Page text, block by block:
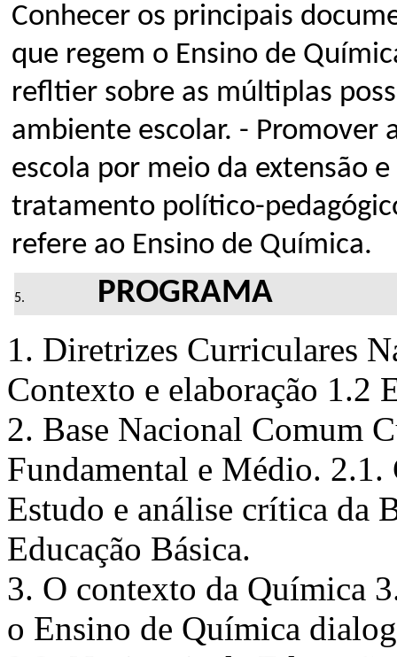
Conhecer os principais
que regem o Ensino de
refltier sobre as múltiplas
ambiente escolar. - Promover
escola por meio da extensão
tratamento político-
refere ao Ensino de Química.
PROGRAMA
1. Diretrizes Curriculares
Contexto e elaboração 1.2
2. Base Nacional Comum
Fundamental e Médio. 2.1.
Estudo e análise crítica da
Educação Básica.
3. O contexto da Química
o Ensino de Química